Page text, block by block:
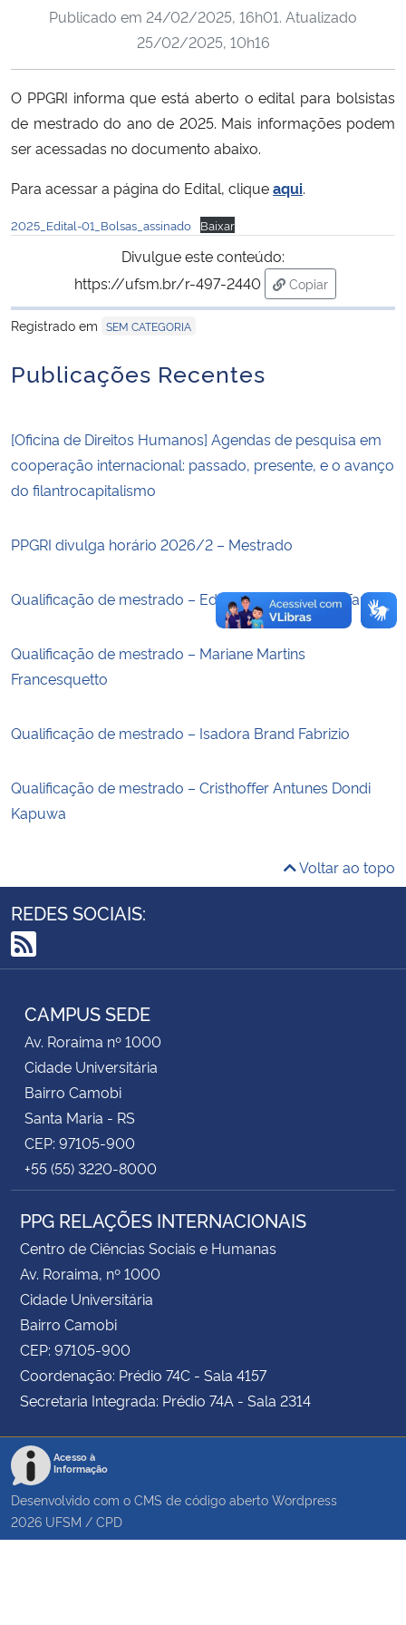
Ministério da Cidadania
Ministério de Minas e Energia
Ministério da Ciência, Tecnologia, Inovações e Comunicações
Ministério do Desenvolvimento Regional
Secretaria-Geral
Secretaria de Governo
Gabinete de Segurança Institucional
Advocacia-Geral da União
Planalto
Publicado em 24/02/2025, 16h01. Atualizado
25/02/2025, 10h16
O PPGRI informa que está aberto o edital para bolsistas
de mestrado do ano de 2025. Mais informações podem
ser acessadas no documento abaixo.
Para acessar a página do Edital, cliqueaqui.
2025_Edital-01_Bolsas_assinado Baixar
Divulgue este conteúdo:
https://ufsm.br/r-497-2440
Copiar
para área de
Registrado em SEM CATEGORIA
Publicações Recentes
[Oficina de Direitos Humanos] Agendas de pesquisa em
cooperação internacional: passado, presente, e o avanço
do filantrocapitalismo
PPGRI divulga horário 2026/2 – Mestrado
Qualificação de mestrado – Edson Arthur do Reis Farias
Qualificação de mestrado – Mariane Martins
Francesquetto
Qualificação de mestrado – Isadora Brand Fabrizio
Qualificação de mestrado – Cristhoffer Antunes Dondi
Kapuwa
Voltar ao topo
REDES SOCIAIS:
RSS
CAMPUS SEDE
Av. Roraima nº 1000
Cidade Universitária
Bairro Camobi
Santa Maria - RS
CEP: 97105-900
+55 (55) 3220-8000
PPG RELAÇÕES INTERNACIONAIS
Centro de Ciências Sociais e Humanas
Av. Roraima, nº 1000
Cidade Universitária
Bairro Camobi
CEP: 97105-900
Coordenação: Prédio 74C - Sala 4157
Secretaria Integrada: Prédio 74A - Sala 2314
Acesso à
Informação
Desenvolvido com o CMS de código aberto Wordpress
2026 UFSM / CPD